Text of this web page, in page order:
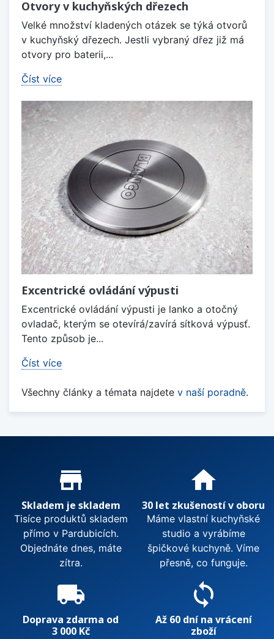
Otvory v kuchyňských dřezech
Velké množství kladených otázek se týká otvorů
v kuchyňský dřezech. Jestli vybraný dřez již má
otvory pro baterii,...
Číst více
Excentrické ovládání výpusti
Excentrické ovládání výpusti je lanko a otočný
ovladač, kterým se otevírá/zavírá sítková výpusť.
Tento způsob je...
Číst více
Všechny články a témata najdete v naší poradně.
Proč nakupovat u nás?
store_mall_directory
Skladem je skladem
Tisíce produktů skladem
přímo v Pardubicích.
Objednáte dnes, máte
zítra.
home
30 let zkušeností v oboru
Máme vlastní kuchyňské
studio a vyrábíme
špičkové kuchyně. Víme
přesně, co funguje.
local_shipping
Doprava zdarma od
3 000 Kč
sync
Až 60 dní na vrácení
zboží